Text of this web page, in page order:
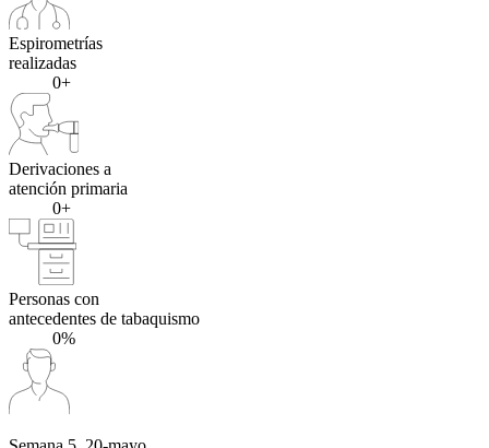
Espirometrías
realizadas
0+
Derivaciones a
atención primaria
0+
Personas con
antecedentes de tabaquismo
0%